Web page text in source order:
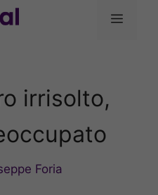
Menu
irrisolto,
Foria